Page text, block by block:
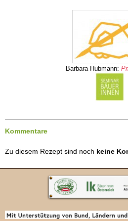
Barbara Hubmann:
Kommentare
Zu diesem Rezept sind noch keine